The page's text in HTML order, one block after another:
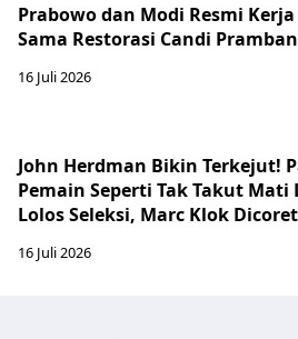
Prabowo dan Modi Resmi Kerja
Sama Restorasi Candi
16 Juli 2026
John Herdman Bikin Terkejut!
Pemain Seperti Tak Takut Mati
Lolos Seleksi, Marc Klok
16 Juli 2026